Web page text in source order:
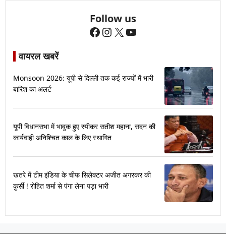
Follow us
Facebook
Instagram
X YouTube
वायरल खबरें
Monsoon 2026: यूपी से दिल्ली तक कई राज्यों में भारी
बारिश का अलर्ट
यूपी विधानसभा में भावुक हुए स्पीकर सतीश महाना, सदन की
कार्यवाही अनिश्चित काल के लिए स्थागित
खतरे में टीम इंडिया के चीफ सिलेक्टर अजीत अगरकर की
कुर्सी ! रोहित शर्मा से पंगा लेना पड़ा भारी